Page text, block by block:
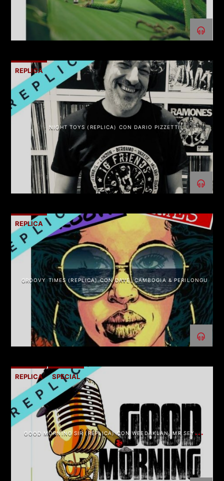
REPLICA
NIGHT TOYS (REPLICA) CON DARIO PIZZETTI
REPLICA
GROOVY TIMES (REPLICA) CON DAVE, CAMBOGIA & PERILONGU
REPLICA SPECIAL
GOOD MORNING SIR (REPLICA) CON WEEDAKLAN, MR SEYO &
DJ MAVEN